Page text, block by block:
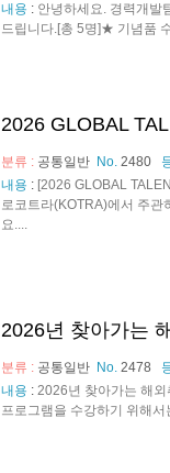
내용 : 안녕하세요. 경력개발
드립니다.[총 5명]★ 기념품
2026 GLOBAL
분류 : 공통일반 No. 2480
내용 : [2026 GLOBAL
로코트라(KOTRA)에서 주관
요....
2026년 찾아가는
분류 : 공통일반 No. 2478
내용 : 2026년 찾아가는 해
프로그램을 수강하기 위해